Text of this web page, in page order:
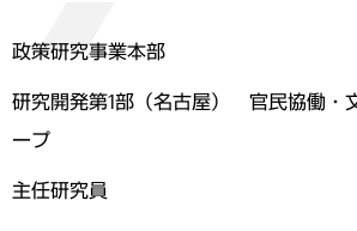
政策研究事業本部
研究開発第1部（名古屋） 官民協働・
ープ
主任研究員